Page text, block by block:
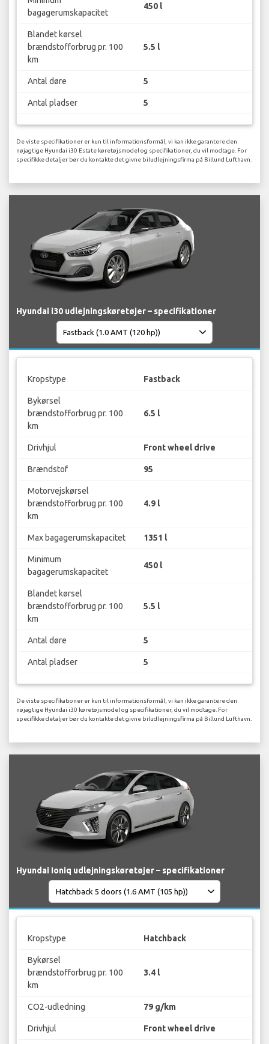
bagagerumskapacitet
450 l
Blandet kørsel
brændstofforbrug pr. 100
km
5.5 l
Antal døre 5
Antal pladser 5
De viste specifikationer er kun til informationsformål, vi kan ikke garantere den
nøjagtige Hyundai i30 Estate køretøjsmodel og specifikationer, du vil modtage. For
specifikke detaljer bør du kontakte det givne biludlejningsfirma på Billund Lufthavn.
Hyundai i30 udlejningskøretøjer – specifikationer
Kropstype Fastback
Bykørsel
brændstofforbrug pr. 100
km
6.5 l
Drivhjul Front wheel drive
Brændstof 95
Motorvejskørsel
brændstofforbrug pr. 100
km
4.9 l
Max bagagerumskapacitet 1351 l
Minimum
bagagerumskapacitet
450 l
Blandet kørsel
brændstofforbrug pr. 100
km
5.5 l
Antal døre 5
Antal pladser 5
De viste specifikationer er kun til informationsformål, vi kan ikke garantere den
nøjagtige Hyundai i30 køretøjsmodel og specifikationer, du vil modtage. For
specifikke detaljer bør du kontakte det givne biludlejningsfirma på Billund Lufthavn.
Hyundai Ioniq udlejningskøretøjer – specifikationer
Kropstype Hatchback
Bykørsel
brændstofforbrug pr. 100
km
3.4 l
CO2-udledning 79 g/km
Drivhjul Front wheel drive